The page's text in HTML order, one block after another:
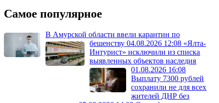
Самое популярное
В Амурской области ввели карантин по
бешенству 04.08.2026 12:08 «Ялта-
Интурист» исключили из списка
выявленных объектов наследия
01.08.2026 16:08
Выплату 7300 рублей
сохранили не для всех
жителей ДНР без